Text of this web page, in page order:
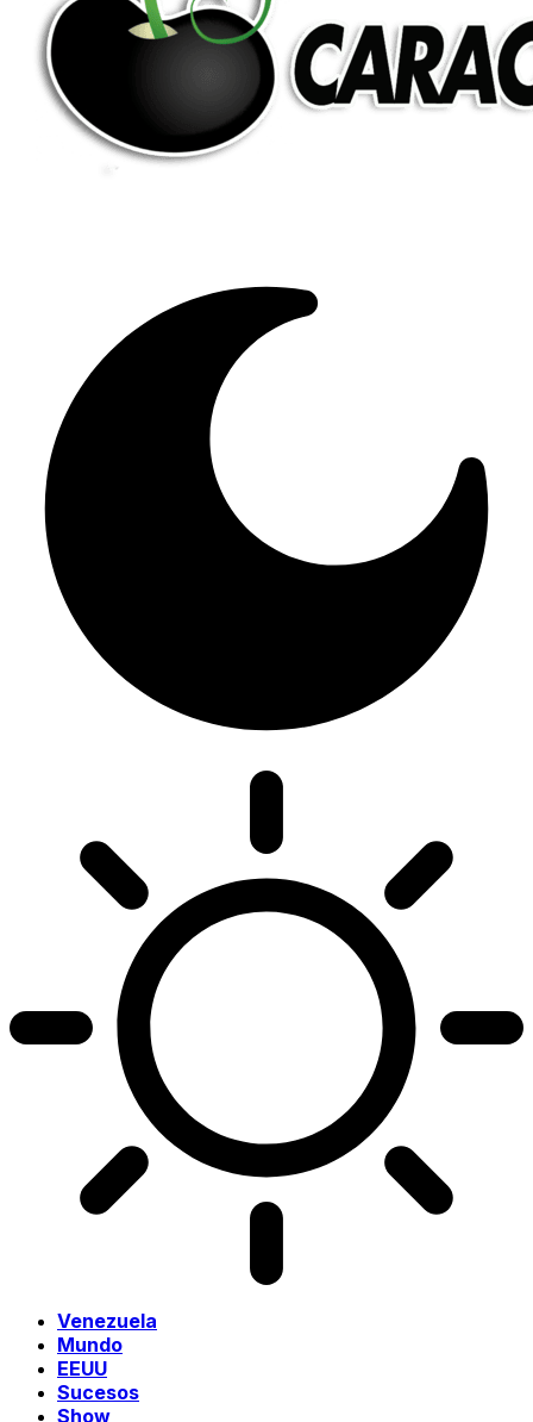
Venezuela
Mundo
EEUU
Sucesos
Show